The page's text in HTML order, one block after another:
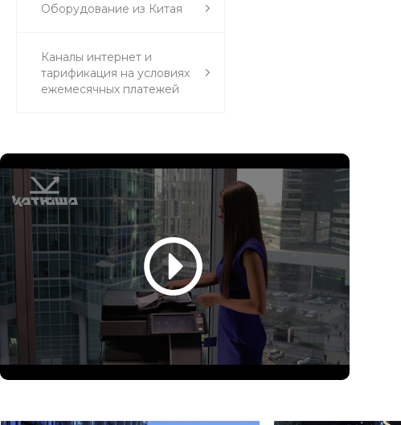
Оборудование из Китая
Каналы интернет и
тарификация на условиях
ежемесячных платежей